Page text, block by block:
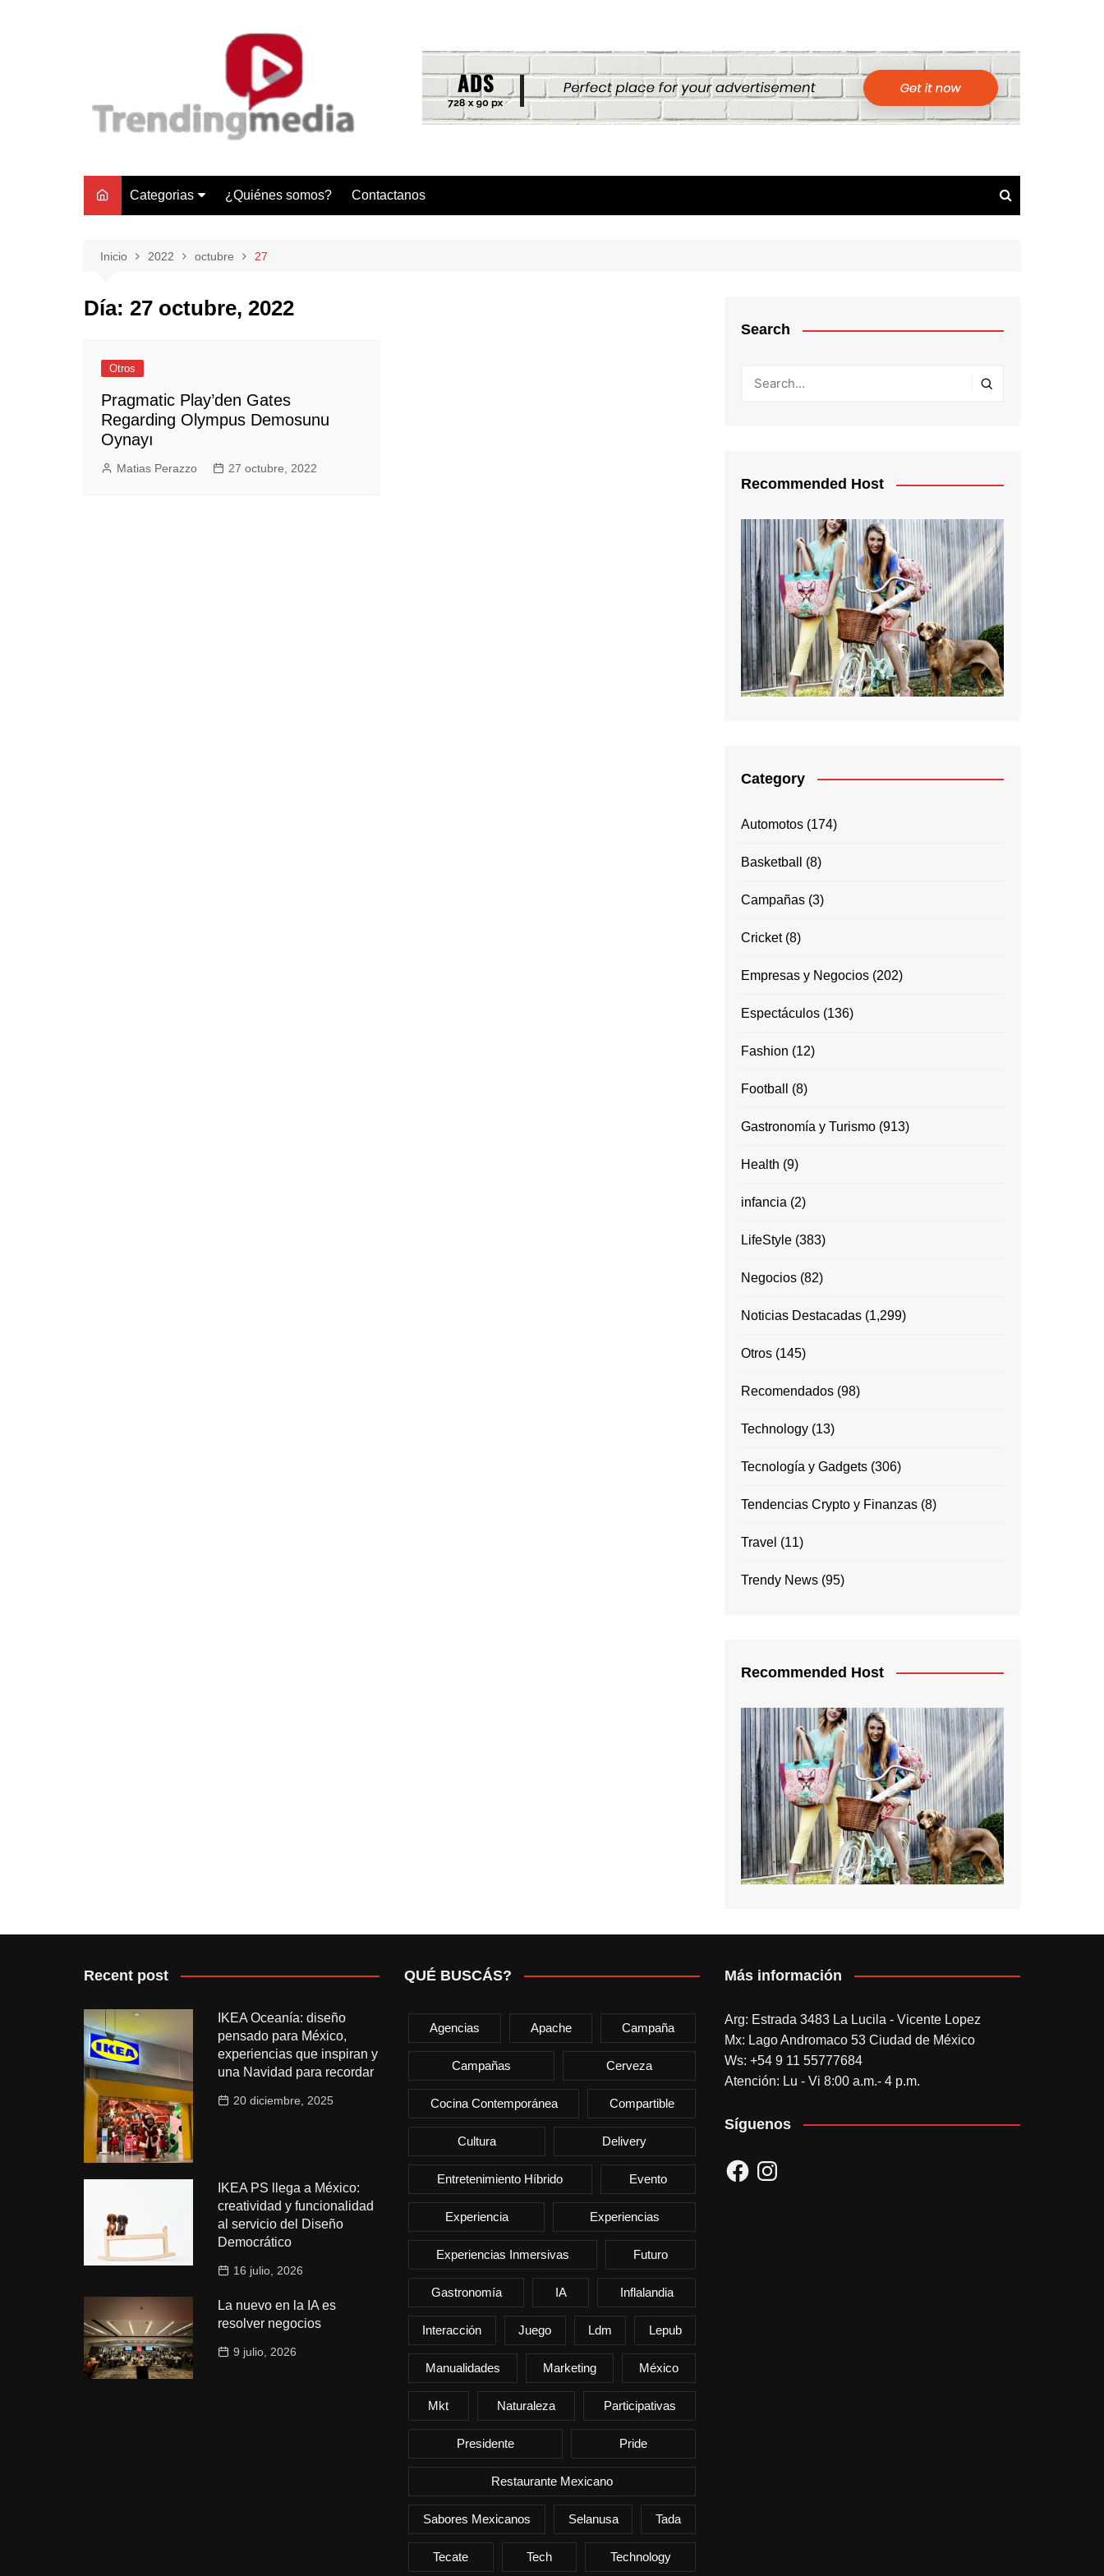
Categorias
Negocios
Lifestyle
Tecnología y Gadgets
Empresas y Negocios
Automotos
Espectáculos
Trendy News
¿Quiénes somos? Contactanos
Inicio 2022 octubre 27
Día: 27 octubre, 2022
Otros
Pragmatic Play’den Gates
Regarding Olympus Demosunu
Oynayı
Matias Perazzo 27 octubre, 2022
Search
Recommended Host
Category
Automotos (174)
Basketball (8)
Campañas (3)
Cricket(8)
Empresas y Negocios (202)
Espectáculos (136)
Fashion (12)
Football (8)
Gastronomía y Turismo (913)
Health (9)
infancia (2)
LifeStyle (383)
Negocios (82)
Noticias Destacadas (1,299)
Otros (145)
Recomendados (98)
Technology (13)
Tecnología y Gadgets (306)
Tendencias Crypto y Finanzas (8)
Travel (11)
Trendy News (95)
Recommended Host
Recent post
IKEA Oceanía: diseño
pensado para México,
experiencias que inspiran y
una Navidad para recordar
20 diciembre, 2025
IKEA PS llega a México:
creatividad y funcionalidad
al servicio del Diseño
Democrático
16 julio, 2026
La nuevo en la IA es
resolver negocios
9 julio, 2026
QUÉ BUSCÁS?
Agencias Apache Campaña
Campañas Cerveza
Cocina Contemporánea Compartible
Cultura Delivery
Entretenimiento Híbrido Evento
Experiencia Experiencias
Experiencias Inmersivas Futuro
Gastronomía IA Inflalandia
Interacción Juego Ldm Lepub
Manualidades Marketing México
Mkt Naturaleza Participativas
Presidente Pride
Restaurante Mexicano
Sabores Mexicanos Selanusa Tada
Tecate Tech Technology
Más información
Arg: Estrada 3483 La Lucila - Vicente Lopez
Mx: Lago Andromaco 53 Ciudad de México
Ws: +54 9 11 55777684
Atención: Lu - Vi 8:00 a.m.- 4 p.m.
Síguenos
FacebookInstagram